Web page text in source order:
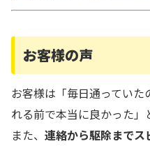
お客様の声
お客様は「毎日通ってい
れる前で本当に良かった」
また、 連絡から駆除までス